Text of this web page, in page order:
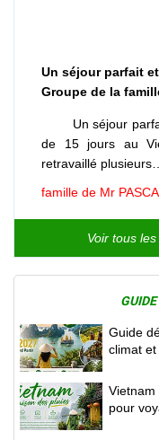
Un séjour parfait
Groupe de la
Un séjour
de 15 jours au
retravaillé plusieurs…
famille de Mr
Voir tous
Guide
climat
Vietnam
pour